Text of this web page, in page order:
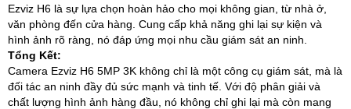
Ezviz H6 là sự lựa chọn hoàn hảo cho mọi không gian, từ nhà ở,
văn phòng đến cửa hàng. Cung cấp khả năng ghi lại sự kiện và
hình ảnh rõ ràng, nó đáp ứng mọi nhu cầu giám sát an ninh.
Tổng Kết:
Camera Ezviz H6 5MP 3K không chỉ là một công cụ giám sát, mà là
đối tác an ninh đầy đủ sức mạnh và tinh tế. Với độ phân giải và
chất lượng hình ảnh hàng đầu, nó không chỉ ghi lại mà còn mang